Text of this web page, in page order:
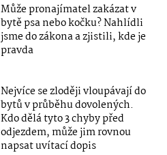
Může pronajímatel zakázat v
bytě psa nebo kočku? Nahlídli
jsme do zákona a zjistili, kde je
pravda
Nejvíce se zloději vloupávají do
bytů v průběhu dovolených.
Kdo dělá tyto 3 chyby před
odjezdem, může jim rovnou
napsat uvítací dopis